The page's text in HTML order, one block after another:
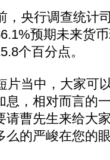
央行调查统计
预期未来货
个百分点。
当中，大家可
息，相对而言的
请曹先生来给大
么的严峻在您的